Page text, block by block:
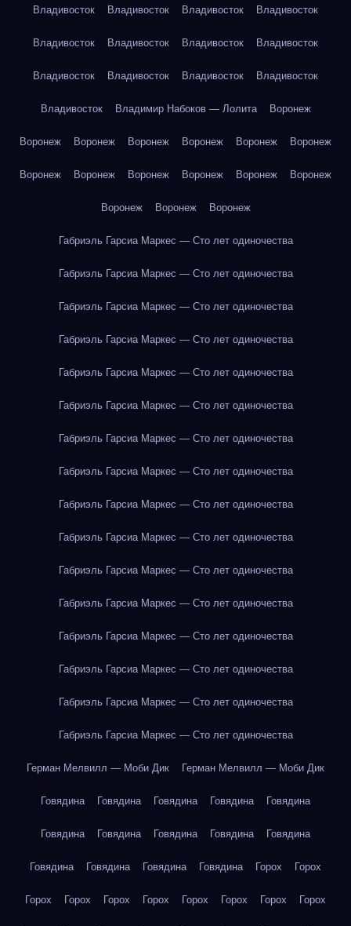
Владивосток Владивосток Владивосток Владивосток
Владивосток Владивосток Владивосток Владивосток
Владивосток Владивосток Владивосток Владивосток
Владивосток Владимир Набоков — Лолита Воронеж
Воронеж Воронеж Воронеж Воронеж Воронеж Воронеж
Воронеж Воронеж Воронеж Воронеж Воронеж Воронеж
Воронеж Воронеж Воронеж
Габриэль Гарсиа Маркес — Сто лет одиночества
Габриэль Гарсиа Маркес — Сто лет одиночества
Габриэль Гарсиа Маркес — Сто лет одиночества
Габриэль Гарсиа Маркес — Сто лет одиночества
Габриэль Гарсиа Маркес — Сто лет одиночества
Габриэль Гарсиа Маркес — Сто лет одиночества
Габриэль Гарсиа Маркес — Сто лет одиночества
Габриэль Гарсиа Маркес — Сто лет одиночества
Габриэль Гарсиа Маркес — Сто лет одиночества
Габриэль Гарсиа Маркес — Сто лет одиночества
Габриэль Гарсиа Маркес — Сто лет одиночества
Габриэль Гарсиа Маркес — Сто лет одиночества
Габриэль Гарсиа Маркес — Сто лет одиночества
Габриэль Гарсиа Маркес — Сто лет одиночества
Габриэль Гарсиа Маркес — Сто лет одиночества
Габриэль Гарсиа Маркес — Сто лет одиночества
Герман Мелвилл — Моби Дик Герман Мелвилл — Моби Дик
Говядина Говядина Говядина Говядина Говядина
Говядина Говядина Говядина Говядина Говядина
Говядина Говядина Говядина Говядина Горох Горох
Горох Горох Горох Горох Горох Горох Горох Горох